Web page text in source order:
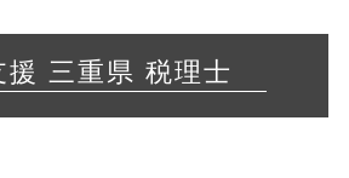
援 三重県 税理士